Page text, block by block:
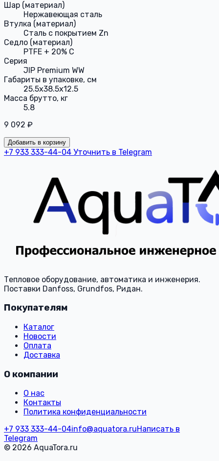
Шар (материал)
Нержавеющая сталь
Втулка (материал)
Сталь с покрытием Zn
Седло (материал)
PTFE + 20% С
Серия
JIP Premium WW
Габариты в упаковке, см
25.5x38.5x12.5
Масса брутто, кг
5.8
9 092 ₽
Добавить в корзину
+7 933 333-44-04 Уточнить в Telegram
Тепловое оборудование, автоматика и инженерия.
Поставки Danfoss, Grundfos, Ридан.
Покупателям
Каталог
Новости
Оплата
Доставка
О компании
О нас
Контакты
Политика конфиденциальности
+7 933 333-44-04info@aquatora.ruНаписать в
Telegram
© 2026 AquaTora.ru